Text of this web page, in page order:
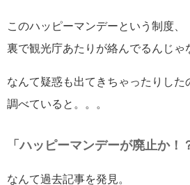
このハッピーマンデーという制度、
裏で観光庁あたりが絡んでるんじゃ
なんて疑惑も出てきちゃったりした
調べていると。。。
「ハッピーマンデーが廃止か！
なんて過去記事を発見。